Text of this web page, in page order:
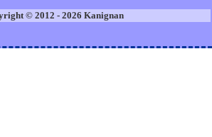
© 2012 - 2026 Kanignan